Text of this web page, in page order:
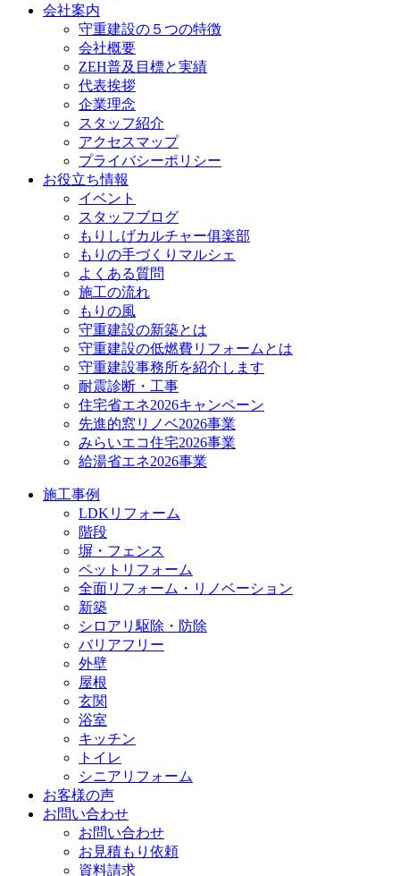
会社案内
守重建設の５つの特徴
会社概要
ZEH普及目標と実績
代表挨拶
企業理念
スタッフ紹介
アクセスマップ
プライバシーポリシー
お役立ち情報
イベント
スタッフブログ
もりしげカルチャー俱楽部
もりの手づくりマルシェ
よくある質問
施工の流れ
もりの風
守重建設の新築とは
守重建設の低燃費リフォームとは
守重建設事務所を紹介します
耐震診断・工事
住宅省エネ2026キャンペーン
先進的窓リノベ2026事業
みらいエコ住宅2026事業
給湯省エネ2026事業
施工事例
LDKリフォーム
階段
塀・フェンス
ペットリフォーム
全面リフォーム・リノベーション
新築
シロアリ駆除・防除
バリアフリー
外壁
屋根
玄関
浴室
キッチン
トイレ
シニアリフォーム
お客様の声
お問い合わせ
お問い合わせ
お見積もり依頼
資料請求